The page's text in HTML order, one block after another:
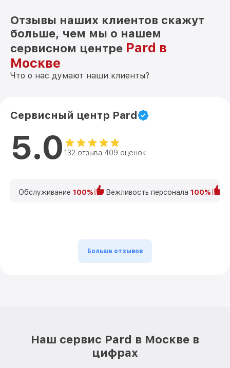
Отзывы наших клиентов скажут
больше, чем мы о нашем
сервисном центре Pard в
Москве
Что о нас думают наши клиенты?
Сервисный центр Pard
5.0 132 отзыва 409 оценок
Обслуживание 100% Вежливость персонала 100%
Больше отзывов
Наш сервис Pard в Москве в
цифрах